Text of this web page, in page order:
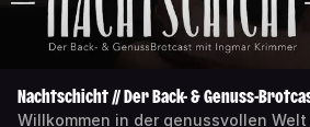
Nachtschicht // Der Back- & Genuss-
Willkommen in der genussvollen Welt